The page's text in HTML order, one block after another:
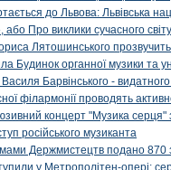
до Львова: Львівська
Про виклики сучасного світу
Лятошинського
Будинок органної музики та
Барвінського -
філармонії проводять
концерт "Музика
російського музиканта
Держмистецтв подано 870
у Метрополітен-опері: